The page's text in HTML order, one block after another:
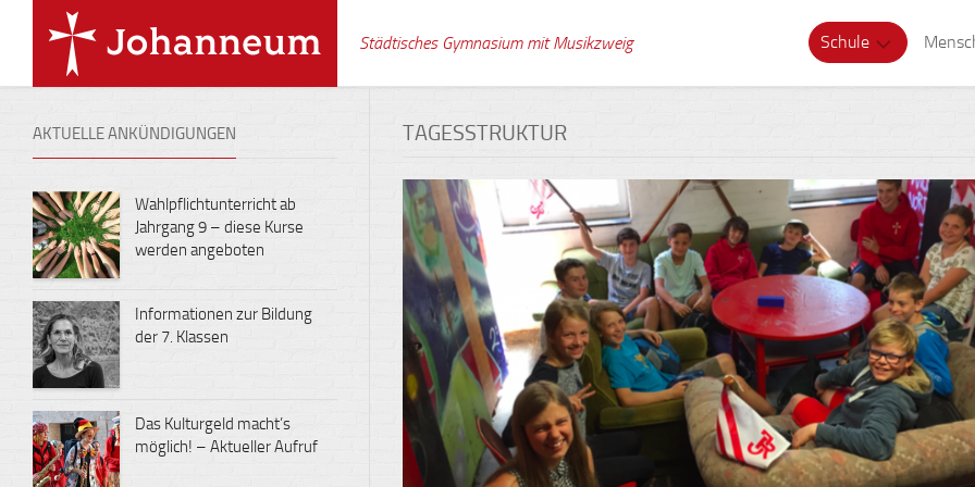
Städtisches Gymnasium mit Musikzweig Schule
Schule
ohne
Rassismus
Gesunde
Schule
Digitale
Medien
Gebäude
Zeitsprünge
TAGESSTRUKTUR
AKTUELLE ANKÜNDIGUNGEN
Wahlpflichtunterricht ab
Jahrgang 9 – diese Kurse
werden angeboten
Informationen zur Bildung
der 7. Klassen
Das Kulturgeld macht’s
möglich! – Aktueller Aufruf